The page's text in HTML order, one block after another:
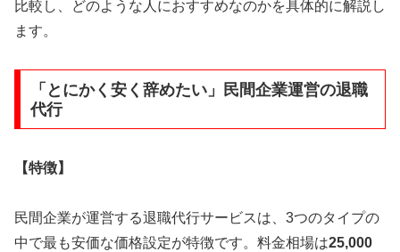
比較し、どのような人におすすめなのかを具体的に解説し
ます。
「とにかく安く辞めたい」民間企業運営の退職
代行
【特徴】
民間企業が運営する退職代行サービスは、3つのタイプの
中で最も安価な価格設定が特徴です。料金相場は25,000